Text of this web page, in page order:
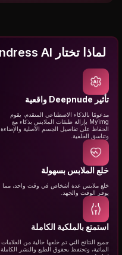
لماذا تختار Myimg Multi Photo Undress AI؟
تأثير Deepnude واقعية
مدعومًا بالذكاء الاصطناعي المتقدم، يقوم
Myimg بإزالة طبقات الملابس بذكاء مع
الحفاظ على تفاصيل الجسم الأصلية والإضاءة
وتناسق الخلفية.
خلع الملابس بسهولة
خلع ملابس عدة أشخاص في وقت واحد، مما
يوفر الوقت والجهد.
استمتع بالملكية الكاملة
جميع النتائج التي تم خلعها خالية من العلامات
المائية، وتحتفظ بحقوق الطبع والنشر الكاملة